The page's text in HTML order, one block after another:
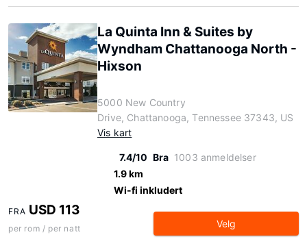
La Quinta Inn & Suites by
Wyndham Chattanooga North -
Hixson
5000 New Country
Drive, Chattanooga, Tennessee 37343, US
Vis kart
7.4/10 Bra 1003 anmeldelser
1.9 km
Wi-fi inkludert
FRA USD 113
per rom / per natt Velg